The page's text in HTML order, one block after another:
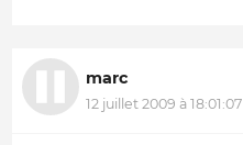
marc
12 juillet 2009 à 18:01:07